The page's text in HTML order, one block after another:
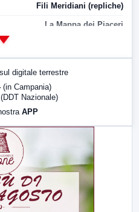
Fili Meridiani (repliche)
La Mappa dei Piaceri
LabNews (replica)
digitale terrestre
(in Campania)
(DDT Nazionale)
APP